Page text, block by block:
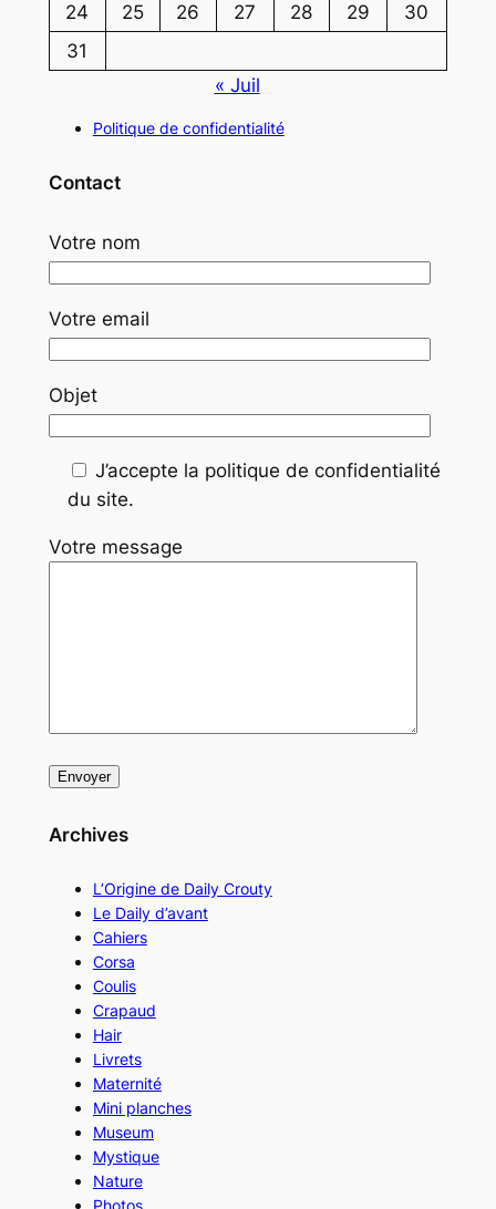
24
25 26 27 28 29
30
31
« Juil
Politique de confidentialité
Contact
Votre nom
Votre email
Objet
J’accepte la politique de confidentialité
du site.
Votre message
Archives
L’Origine de Daily Crouty
Le Daily d’avant
Cahiers
Corsa
Coulis
Crapaud
Hair
Livrets
Maternité
Mini planches
Museum
Mystique
Nature
Photos